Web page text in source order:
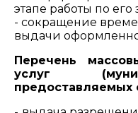
этапе работы по
- сокращение
выдачи
Перечень
услуг